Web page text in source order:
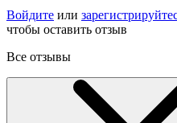
Войдите или
чтобы оставить отзыв
Все отзывы